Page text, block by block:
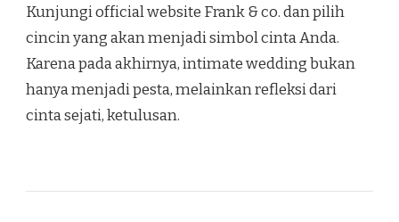
Kunjungi official website Frank & co. dan pilih
cincin yang akan menjadi simbol cinta Anda.
Karena pada akhirnya, intimate wedding bukan
hanya menjadi pesta, melainkan refleksi dari
cinta sejati, ketulusan.